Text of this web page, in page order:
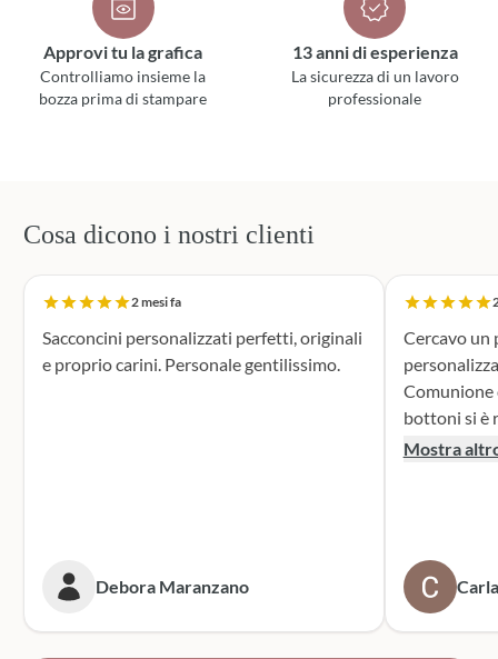
Approvi tu la grafica
Controlliamo insieme la
bozza prima di stampare
13 anni di esperienza
La sicurezza di un lavoro
professionale
Cosa dicono i nostri clienti
2 mesi fa
Sacconcini personalizzati perfetti, originali
e proprio carini. Personale gentilissimo.
Debora Maranzano
Cercavo
Comunione di
bottoni si è
supporto
prossime
bottoni!
Mostra